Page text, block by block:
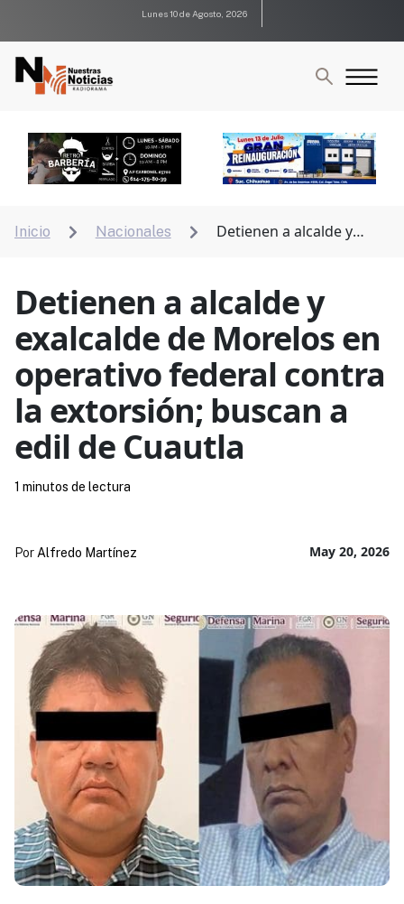
Lunes 10 de Agosto, 2026
Inicio  Nacionales 
Detienen a alcalde y
Detienen a alcalde y
exalcalde de Morelos en
operativo federal contra
la extorsión; buscan a
edil de Cuautla
May 20, 2026
Por Alfredo Martínez
1 minutos de lectura